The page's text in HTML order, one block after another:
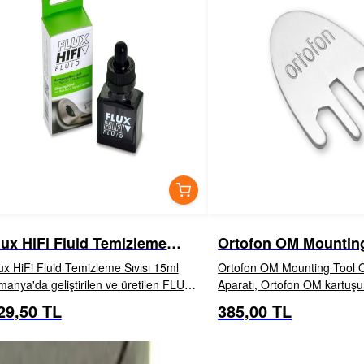
HiFi Fluid Temizleme
15ml
HiFi Fluid Temizleme Sıvısı 15ml
geliştirilen ve üretilen FLUX-
iğneniz üzerindeki vinil / PE
temizleyen ve iğne ucu ile
TL
İNCELE
Ortofon OM
Ortofon OM Mounting Tool OM Montaj
Aparatı, Ortofon OM
zahmetsiz montajı için
Dayanıklı metalden üretilen
385,00 TL
İNCELE